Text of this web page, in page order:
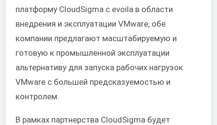
платформу CloudSigma с evoila в области
внедрения и эксплуатации VMware, обе
компании предлагают масштабируемую и
готовую к промышленной эксплуатации
альтернативу для запуска рабочих нагрузок
VMware с большей предсказуемостью и
контролем.
В рамках партнерства CloudSigma будет